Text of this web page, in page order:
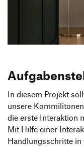
Transfer und
Produktgestaltung
Strategische
In diesem Projekt
unsere
die erste Interaktion
Mit Hilfe einer
Handlungsschritte in